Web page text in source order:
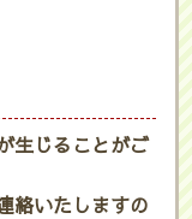
生じることがご
絡いたしますの